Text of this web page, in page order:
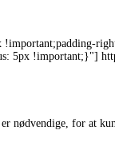
!important;}"]
for at